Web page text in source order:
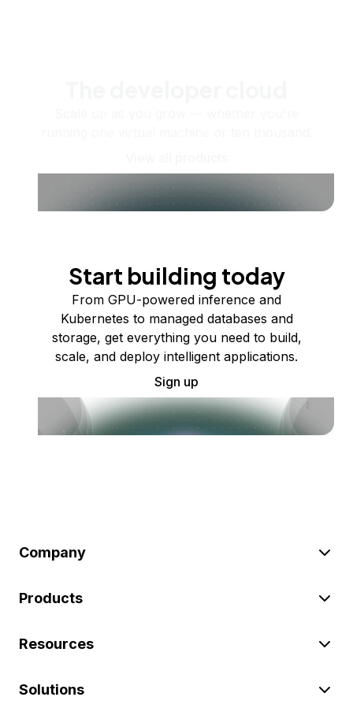
Start building today
From GPU-powered inference and
Kubernetes to managed databases and
storage, get everything you need to build,
scale, and deploy intelligent applications.
Sign up
Company
Products
Resources
Solutions